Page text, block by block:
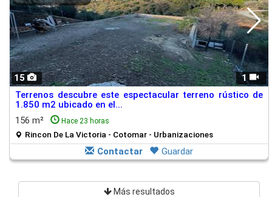
15
1
Terrenos descubre este espectacular terreno rústico de
1.850 m2 ubicado en el...
156 m²
Hace 23 horas
Rincon De La Victoria - Cotomar - Urbanizaciones
Contactar Guardar
Más resultados